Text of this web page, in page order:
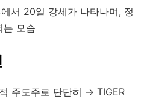
서 20일 강세가 나타나며, 정
는 모습
주도주로 단단히 → TIGER